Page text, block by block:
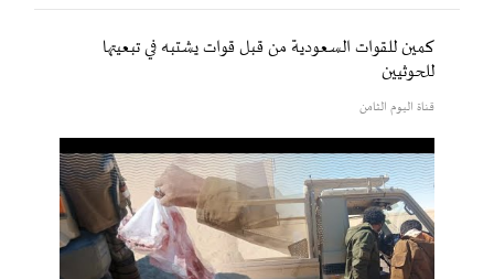
كمين للقوات السعودية من قبل قوات يشتبه في تبعيتها
للحوثيين
قناة اليوم الثامن